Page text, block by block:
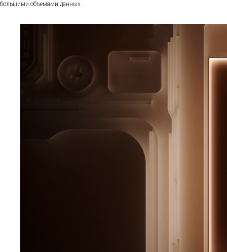
большими объемами данных.